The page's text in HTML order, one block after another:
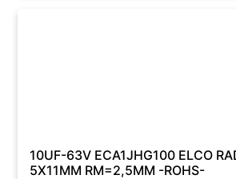
10UF-63V ECA1JHG100 ELCO
5X11MM RM=2,5MM -ROHS-